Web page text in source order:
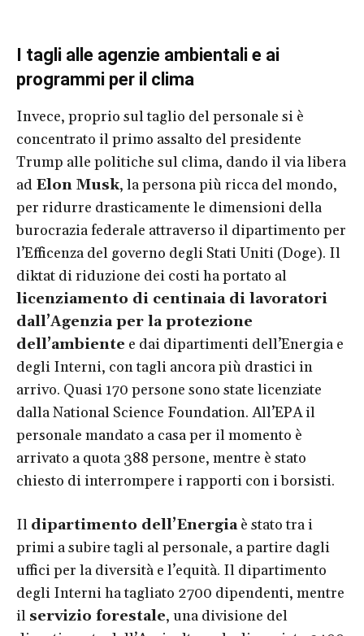
I tagli alle agenzie ambientali e ai
programmi per il clima
Invece, proprio sul taglio del personale si è
concentrato il primo assalto del presidente
Trump alle politiche sul clima, dando il via libera
ad Elon Musk, la persona più ricca del mondo,
per ridurre drasticamente le dimensioni della
burocrazia federale attraverso il dipartimento per
l’Efficenza del governo degli Stati Uniti (Doge). Il
diktat di riduzione dei costi ha portato al
licenziamento di centinaia di lavoratori
dall’Agenzia per la protezione
dell’ambiente e dai dipartimenti dell’Energia e
degli Interni, con tagli ancora più drastici in
arrivo. Quasi 170 persone sono state licenziate
dalla National Science Foundation. All’EPA il
personale mandato a casa per il momento è
arrivato a quota 388 persone, mentre è stato
chiesto di interrompere i rapporti con i borsisti.
Il dipartimento dell’Energiaè stato tra i
primi a subire tagli al personale, a partire dagli
uffici per la diversità e l’equità. Il dipartimento
degli Interni ha tagliato 2700 dipendenti, mentre
il servizio forestale, una divisione del